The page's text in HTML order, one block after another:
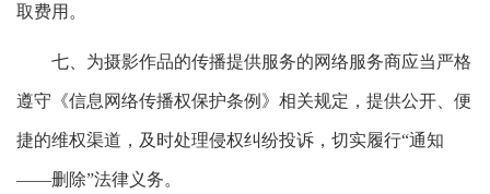
取费用。
七、为摄影作品的传播提供服务的网络服务商应当严格
遵守《信息网络传播权保护条例》相关规定，提供公开、便
捷的维权渠道，及时处理侵权纠纷投诉，切实履行“通知
——删除”法律义务。